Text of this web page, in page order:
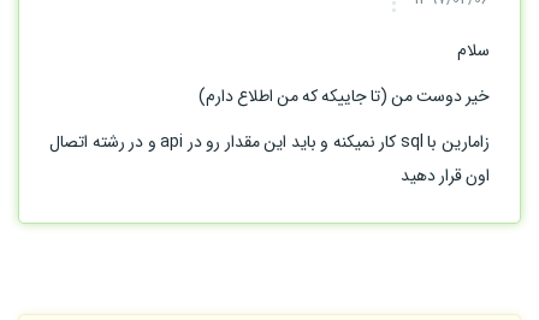
سلام
خیر دوست من (تا جاییکه که من اطلاع دارم)
زامارین با sql کار نمیکنه و باید این مقدار رو در api و در رشته اتصال
اون قرار دهید